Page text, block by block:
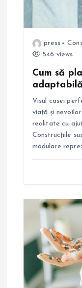
t
press
546 views
Cum să
Visul casei
viață și
realitate cu
Construcțiile
modulare